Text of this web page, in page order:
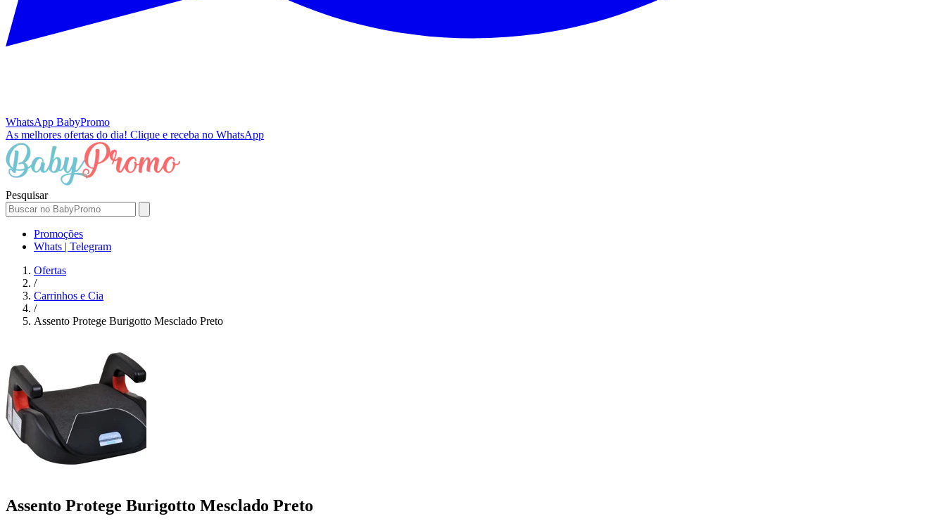
WhatsApp BabyPromo
As melhores ofertas do dia! Clique e receba no WhatsApp
Pesquisar
Promoções
Whats | Telegram
Ofertas
/
Carrinhos e Cia
/
Assento Protege Burigotto Mesclado Preto
Assento Protege Burigotto Mesclado Preto